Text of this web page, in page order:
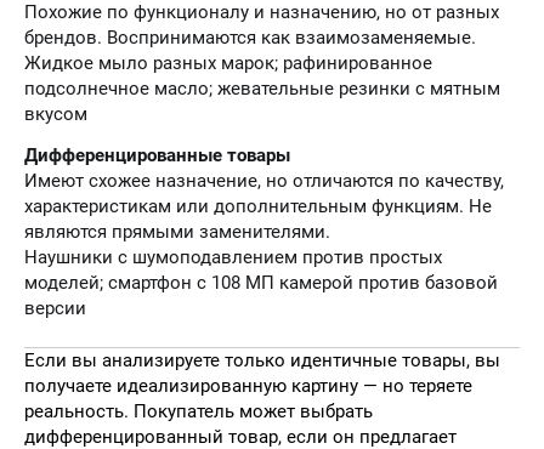
Похожие по функционалу и назначению, но от разных
брендов. Воспринимаются как взаимозаменяемые.
Жидкое мыло разных марок; рафинированное
подсолнечное масло; жевательные резинки с мятным
вкусом
Дифференцированные товары
Имеют схожее назначение, но отличаются по качеству,
характеристикам или дополнительным функциям. Не
являются прямыми заменителями.
Наушники с шумоподавлением против простых
моделей; смартфон с 108 МП камерой против базовой
версии
Если вы анализируете только идентичные товары, вы
получаете идеализированную картину — но теряете
реальность. Покупатель может выбрать
дифференцированный товар, если он предлагает